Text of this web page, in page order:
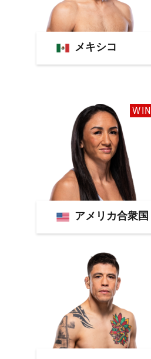
メキシコ
WIN
アメリカ合衆国